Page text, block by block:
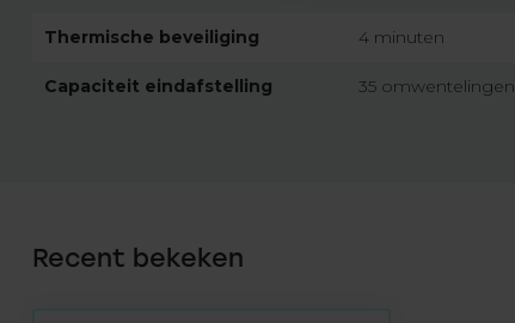
Thermische beveiliging 4 minuten
Capaciteit eindafstelling 35 omwentelingen
Recent bekeken